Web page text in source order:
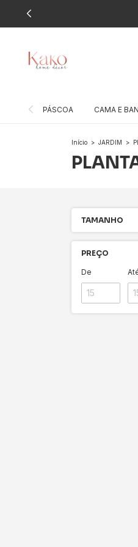
PÁSCOA CAMA E
Início > JARDIM >
TAMANHO
PREÇO
De